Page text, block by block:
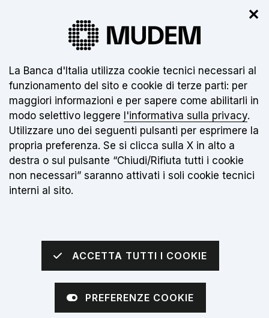
Il nuovo museo non è ancora aperto.
per info
IT
Torna alla home page
Apri
sei qui:
Home Il Museo
Collezioni e Oggetti
Esposizione Numismatica
✕
Informativa sui cookie:
La Banca d'Italia utilizza cookie tecnici necessari al
funzionamento del sito e cookie di terze parti: per
maggiori informazioni e per sapere come abilitarli in
modo selettivo leggere l'informativa sulla privacy.
Utilizzare uno dei seguenti pulsanti per esprimere la
propria preferenza. Se si clicca sulla X in alto a
destra o sul pulsante “Chiudi/Rifiuta tutti i cookie
non necessari” saranno attivati i soli cookie tecnici
interni al sito.
ACCETTA TUTTI I COOKIE
PREFERENZE COOKIE